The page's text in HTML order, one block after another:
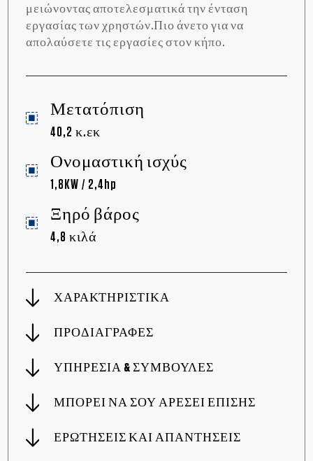
μειώνοντας αποτελεσματικά την ένταση
εργασίας των χρηστών.Πιο άνετο για να
απολαύσετε τις εργασίες στον κήπο.
Μετατόπιση
40,2 κ.εκ
Ονομαστική ισχύς
1,8KW / 2,4hp
Ξηρό βάρος
4,8 κιλά
ΧΑΡΑΚΤΗΡΙΣΤΙΚΑ
ΠΡΟΔΙΑΓΡΑΦΕΣ
ΥΠΗΡΕΣΙΑ & ΣΥΜΒΟΥΛΕΣ
ΜΠΟΡΕΙ ΝΑ ΣΟΥ ΑΡΕΣΕΙ ΕΠΙΣΗΣ
ΕΡΩΤΗΣΕΙΣ ΚΑΙ ΑΠΑΝΤΗΣΕΙΣ